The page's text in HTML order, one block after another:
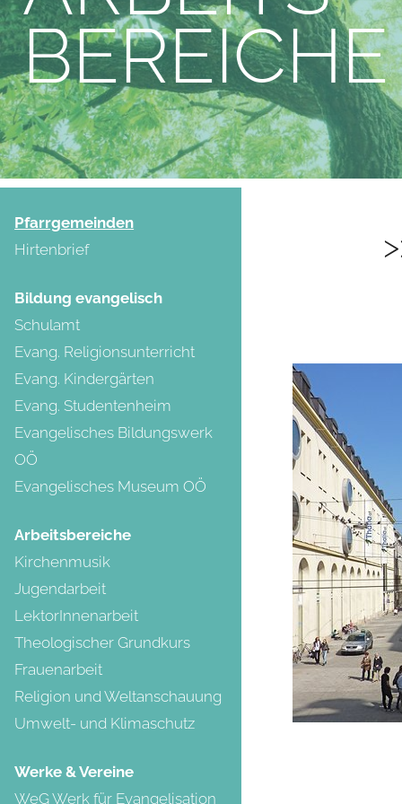
BEREICHE
Pfarrgemeinden(current)
Hirtenbrief
Bildung evangelisch
Schulamt
Evang. Religionsunterricht
Evang. Kindergärten
Evang. Studentenheim
Evangelisches Bildungswerk
OÖ
Evangelisches Museum OÖ
Arbeitsbereiche
Kirchenmusik
Jugendarbeit
LektorInnenarbeit
Theologischer Grundkurs
Frauenarbeit
Religion und Weltanschauung
Umwelt- und Klimaschutz
Werke & Vereine
WeG Werk für Evangelisation